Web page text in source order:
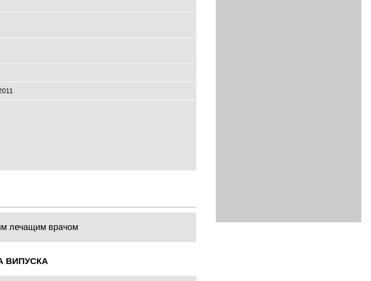
лечащим врачом
ВИПУСКА